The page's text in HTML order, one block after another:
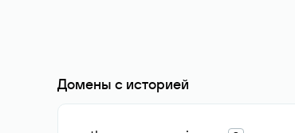
Домены с историей